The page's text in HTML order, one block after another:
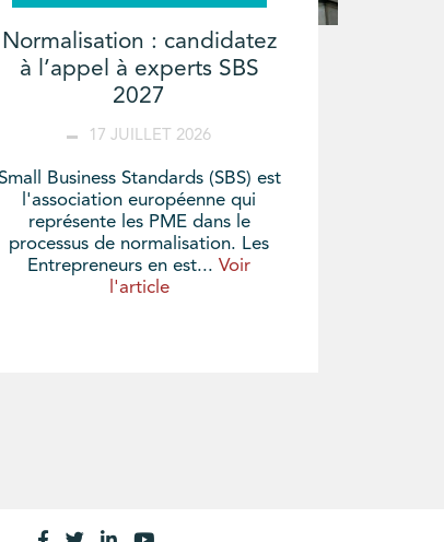
Normalisation : candidatez
à l’appel à experts SBS
2027
17 JUILLET 2026
Business Standards (SBS) est
l'association européenne qui
représente les PME dans le
processus de normalisation. Les
Entrepreneurs en est...Voir
l'article